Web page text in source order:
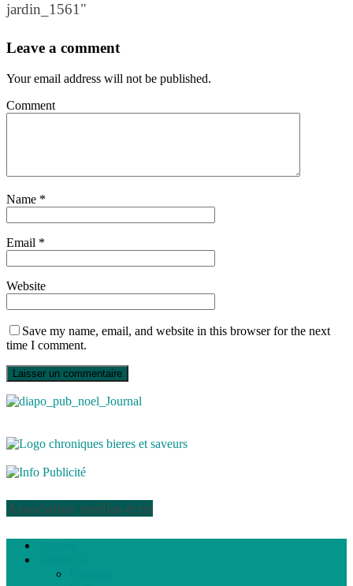
jardin_1561"
Leave a comment
Your email address will not be published.
Comment
Name *
Email *
Website
Save my name, email, and website in this browser for the next
time I comment.
Association médias écris